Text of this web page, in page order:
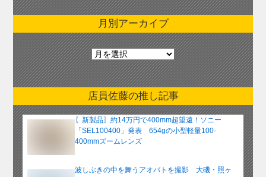
月別アーカイブ
月
別
ア
ー
カ
イ
ブ
店員佐藤の推し記事
〖新製品〗約14万円で400mm超望遠！ソニー
「SEL100400」発表 654gの小型軽量100-
400mmズームレンズ
波しぶきの中を舞うアオバトを撮影 大磯・照ヶ